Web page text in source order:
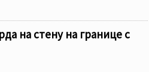
на стену на границе с